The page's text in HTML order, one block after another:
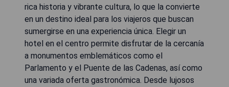
rica historia y vibrante cultura, lo que la convierte
en un destino ideal para los viajeros que buscan
sumergirse en una experiencia única. Elegir un
hotel en el centro permite disfrutar de la cercanía
a monumentos emblemáticos como el
Parlamento y el Puente de las Cadenas, así como
una variada oferta gastronómica. Desde lujosos